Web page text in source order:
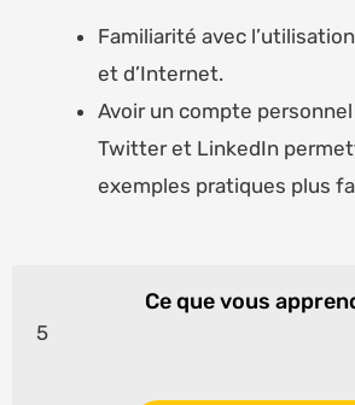
Familiarité avec
et d’Internet.
Avoir un compte
Twitter et LinkedIn
exemples pratiques plus
Ce que vous
5